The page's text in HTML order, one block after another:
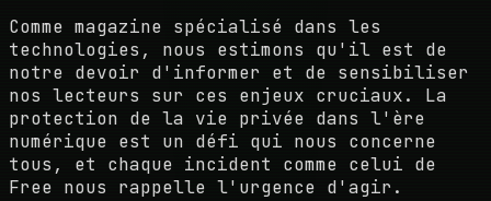
Comme magazine spécialisé dans les
technologies, nous estimons qu'il est de
notre devoir d'informer et de sensibiliser
nos lecteurs sur ces enjeux cruciaux. La
protection de la vie privée dans l'ère
numérique est un défi qui nous concerne
tous, et chaque incident comme celui de
Free nous rappelle l'urgence d'agir.